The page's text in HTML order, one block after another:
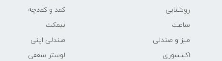
روشنایی
ساعت
میز و صندلی
اکسسوری
کمد و کمدچه
نیمکت
صندلی اپنی
لوستر سقفی